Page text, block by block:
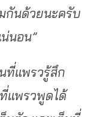
กันด้วยนะครับ
นอน”
ที่แพรวรู้สึก
แพรวพูดได้